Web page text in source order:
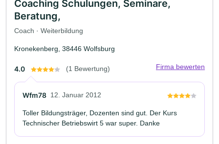
Coaching Schulungen, Seminare,
Beratung,
Coach · Weiterbildung
Kronekenberg, 38446 Wolfsburg
4.0 (1 Bewertung) Firma bewerten
Wfm78 12. Januar 2012
Toller Bildungsträger, Dozenten sind gut. Der Kurs
Technischer Betriebswirt 5 war super. Danke